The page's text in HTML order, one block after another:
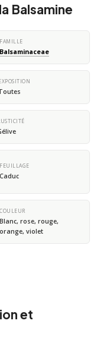
Balsamine
FAMILLE
Balsaminaceae
FEUILLAGE
Caduc
COULEUR
Blanc, rose, rouge,
orange, violet
et